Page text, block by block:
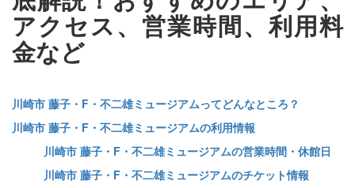
アクセス、営業時間、利用料
金など
川崎市 藤子・F・不二雄ミュージアムってどんなところ？
川崎市 藤子・F・不二雄ミュージアムの利用情報
川崎市 藤子・F・不二雄ミュージアムの営業時間・休館日
川崎市 藤子・F・不二雄ミュージアムのチケット情報